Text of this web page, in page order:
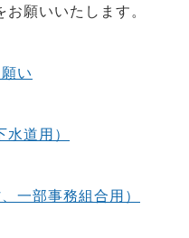
願いいたします。
い
道用）
一部事務組合用）